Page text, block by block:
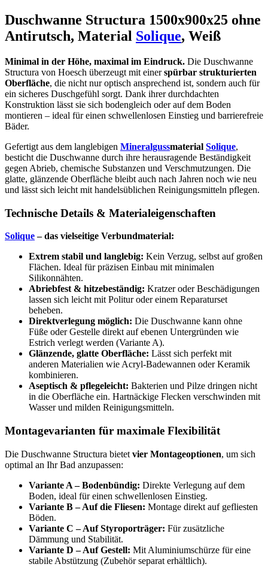
Duschwanne Structura 1500x900x25 ohne
Antirutsch, Material Solique, Weiß
Minimal in der Höhe, maximal im Eindruck. Die Duschwanne
Structura von Hoesch überzeugt mit einerspürbar strukturierten
Oberfläche, die nicht nur optisch ansprechend ist, sondern auch für
ein sicheres Duschgefühl sorgt. Dank ihrer durchdachten
Konstruktion lässt sie sich bodengleich oder auf dem Boden
montieren – ideal für einen schwellenlosen Einstieg und barrierefreie
Bäder.
Gefertigt aus dem langlebigen Mineralgussmaterial Solique,
besticht die Duschwanne durch ihre herausragende Beständigkeit
gegen Abrieb, chemische Substanzen und Verschmutzungen. Die
glatte, glänzende Oberfläche bleibt auch nach Jahren noch wie neu
und lässt sich leicht mit handelsüblichen Reinigungsmitteln pflegen.
Technische Details & Materialeigenschaften
Solique– das vielseitige Verbundmaterial:
Extrem stabil und langlebig: Kein Verzug, selbst auf großen
Flächen. Ideal für präzisen Einbau mit minimalen
Silikonnähten.
Abriebfest & hitzebeständig: Kratzer oder Beschädigungen
lassen sich leicht mit Politur oder einem Reparaturset
beheben.
Direktverlegung möglich: Die Duschwanne kann ohne
Füße oder Gestelle direkt auf ebenen Untergründen wie
Estrich verlegt werden (Variante A).
Glänzende, glatte Oberfläche: Lässt sich perfekt mit
anderen Materialien wie Acryl-Badewannen oder Keramik
kombinieren.
Aseptisch & pflegeleicht: Bakterien und Pilze dringen nicht
in die Oberfläche ein. Hartnäckige Flecken verschwinden mit
Wasser und milden Reinigungsmitteln.
Montagevarianten für maximale Flexibilität
Die Duschwanne Structura bietet vier Montageoptionen, um sich
optimal an Ihr Bad anzupassen:
Variante A – Bodenbündig: Direkte Verlegung auf dem
Boden, ideal für einen schwellenlosen Einstieg.
Variante B – Auf die Fliesen: Montage direkt auf gefliesten
Böden.
Variante C – Auf Styroporträger: Für zusätzliche
Dämmung und Stabilität.
Variante D – Auf Gestell: Mit Aluminiumschürze für eine
stabile Abstützung (Zubehör separat erhältlich).